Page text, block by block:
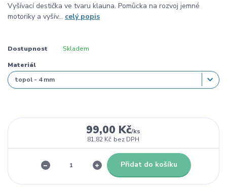
Vyšívací destička ve tvaru klauna. Pomůcka na rozvoj jemné
motoriky a vyšív... celý popis
Dostupnost Skladem
Materiál
99,00 Kč/ks
81,82 Kč bez DPH
Přidat do košíku